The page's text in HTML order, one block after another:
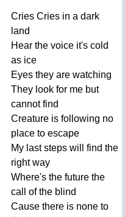
Cries Cries in a dark
land
Hear the voice it's cold
as ice
Eyes they are watching
They look for me but
cannot find
Creature is following no
place to escape
My last steps will find the
right way
Where's the future the
call
of the blind
Cause there is none to